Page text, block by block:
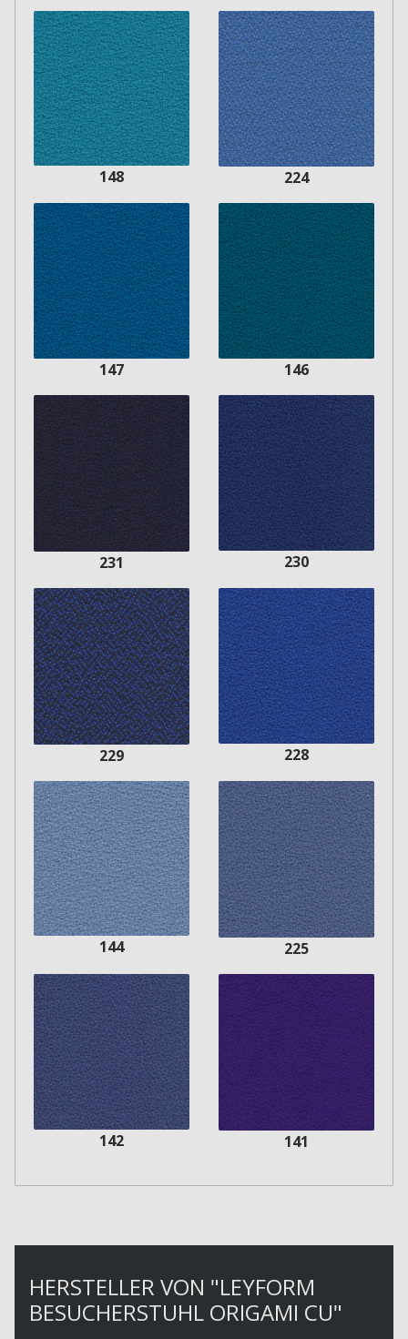
148 224
147 146
231 230
229 228
144 225
142 141
HERSTELLER VON "LEYFORM
BESUCHERSTUHL ORIGAMI CU"